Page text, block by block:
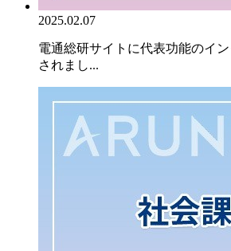
2025.02.07
電通総研サイトに代表功能のイ
されまし...